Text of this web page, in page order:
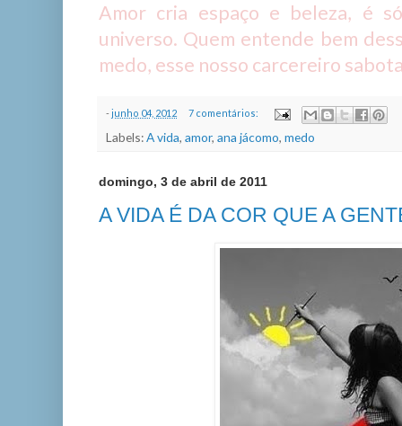
Amor cria espaço e beleza, é
universo. Quem entende bem
medo, esse nosso carcereiro
-junho 04, 2012 7 comentários:
Labels:A vida, amor, ana jácomo, medo
domingo, 3 de abril de 2011
A VIDA É DA COR QUE A